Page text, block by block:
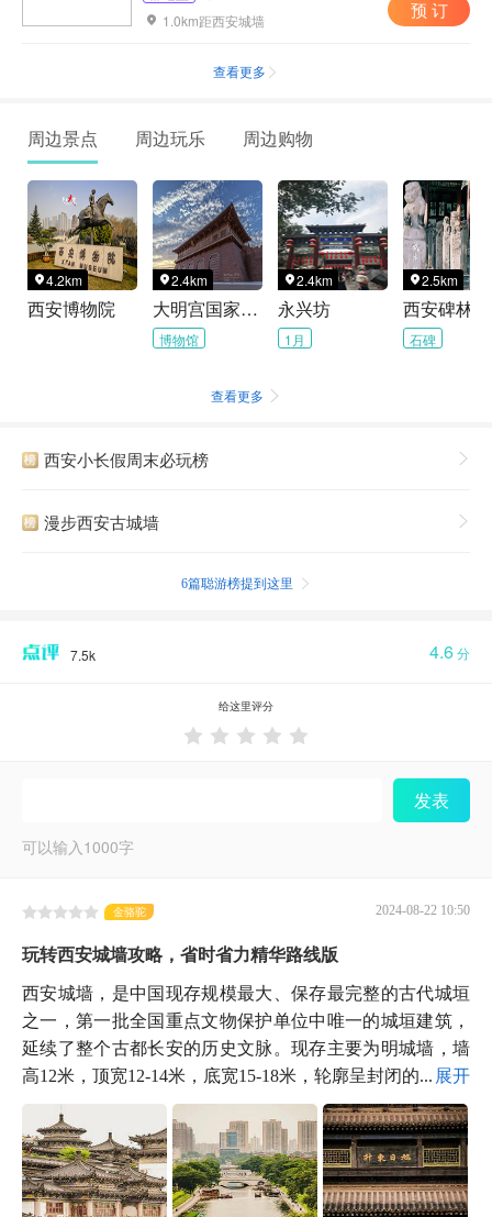
 1.0km距西安城墙 预 订
查看更多 
周边景点 周边玩乐 周边购物
4.2km
西安博物院
2.4km
大明宫国家遗址公园
博物馆
2.4km
永兴坊
1月
2.5km
石碑
查看更多 
西安小长假周末必玩榜 
漫步西安古城墙 
6篇聪游榜提到这里 
7.5k 4.6分
给这里评分
    
发表
可以输入1000字
2024-08-22 10:50
金骆驼
玩转西安城墙攻略，省时省力精华路线版
西安城墙，是中国现存规模最大、保存最完整的古代城垣
之一，第一批全国重点文物保护单位中唯一的城垣建筑，
延续了整个古都长安的历史文脉。现存主要为明城墙，墙
高12米，顶宽12-14米，底宽15-18米，轮廓呈封闭的...
展开